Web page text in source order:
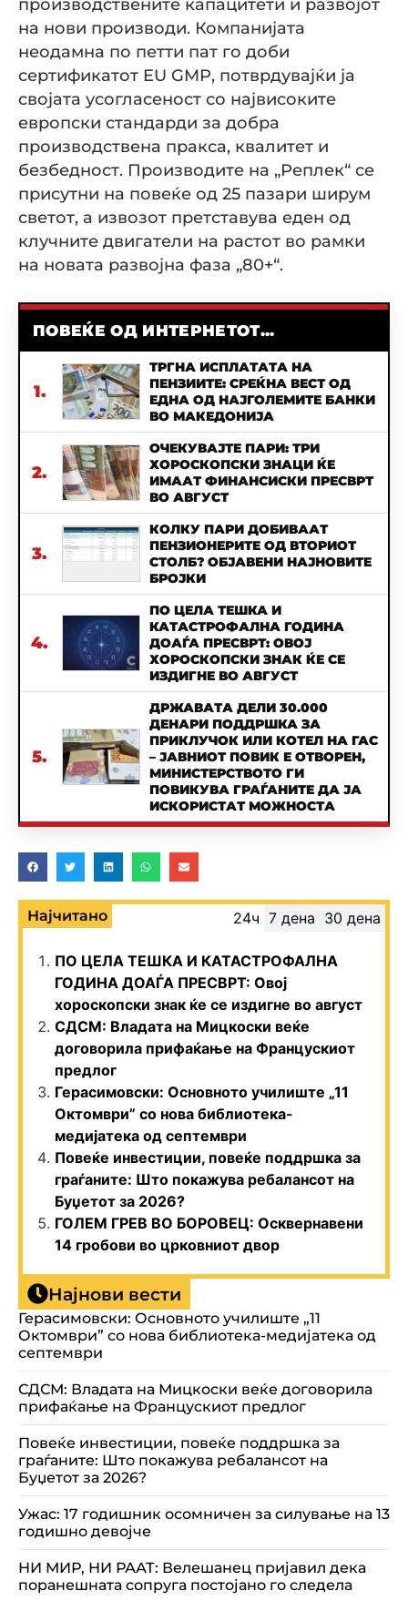
производствените капацитети и развојот
на нови производи. Компанијата
неодамна по петти пат го доби
сертификатот EU GMP, потврдувајќи ја
својата усогласеност со највисоките
европски стандарди за добра
производствена пракса, квалитет и
безбедност. Производите на „Реплек“ се
присутни на повеќе од 25 пазари ширум
светот, а извозот претставува еден од
клучните двигатели на растот во рамки
на новата развојна фаза „80+“.
ПОВЕЌЕ ОД ИНТЕРНЕТОТ...
1.
ТРГНА ИСПЛАТАТА НА
ПЕНЗИИТЕ: СРЕЌНА ВЕСТ ОД
ЕДНА ОД НАЈГОЛЕМИТЕ БАНКИ
ВО МАКЕДОНИЈА
2.
ОЧЕКУВАЈТЕ ПАРИ: ТРИ
ХОРОСКОПСКИ ЗНАЦИ ЌЕ
ИМААТ ФИНАНСИСКИ ПРЕСВРТ
ВО АВГУСТ
3.
КОЛКУ ПАРИ ДОБИВААТ
ПЕНЗИОНЕРИТЕ ОД ВТОРИОТ
СТОЛБ? ОБЈАВЕНИ НАЈНОВИТЕ
БРОЈКИ
4.
ПО ЦЕЛА ТЕШКА И
КАТАСТРОФАЛНА ГОДИНА
ДОАЃА ПРЕСВРТ: ОВОЈ
ХОРОСКОПСКИ ЗНАК ЌЕ СЕ
ИЗДИГНЕ ВО АВГУСТ
5.
ДРЖАВАТА ДЕЛИ 30.000
ДЕНАРИ ПОДДРШКА ЗА
ПРИКЛУЧОК ИЛИ КОТЕЛ НА ГАС
– ЈАВНИОТ ПОВИК Е ОТВОРЕН,
МИНИСТЕРСТВОТО ГИ
ПОВИКУВА ГРАЃАНИТЕ ДА ЈА
ИСКОРИСТАТ МОЖНОСТА
Најчитано 24ч 7 дена 30 дена
ПО ЦЕЛА ТЕШКА И КАТАСТРОФАЛНА
ГОДИНА ДОАЃА ПРЕСВРТ: Овој
хороскопски знак ќе се издигне во август
СДСМ: Владата на Мицкоски веќе
договорила прифаќање на Францускиот
предлог
Герасимовски: Основното училиште „11
Октомври” со нова библиотека-
медијатека од септември
Повеќе инвестиции, повеќе поддршка за
граѓаните: Што покажува ребалансот на
Буџетот за 2026?
ГОЛЕМ ГРЕВ ВО БОРОВЕЦ: Осквернавени
14 гробови во црковниот двор
Најнови вести
Герасимовски: Основното училиште „11
Октомври” со нова библиотека-медијатека од
септември
СДСМ: Владата на Мицкоски веќе договорила
прифаќање на Францускиот предлог
Повеќе инвестиции, повеќе поддршка за
граѓаните: Што покажува ребалансот на
Буџетот за 2026?
Ужас: 17 годишник осомничен за силување на 13
годишно девојче
НИ МИР, НИ РААТ: Велешанец пријавил дека
поранешната сопруга постојано го следела